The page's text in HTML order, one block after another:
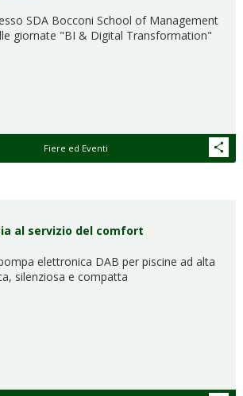
SDA Bocconi School of Management
giornate "BI & Digital Transformation"
Fiere ed Eventi
al servizio del comfort
elettronica DAB per piscine ad alta
silenziosa e compatta